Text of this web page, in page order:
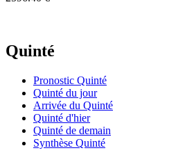
Quinté
Pronostic Quinté
Quinté du jour
Arrivée du Quinté
Quinté d'hier
Quinté de demain
Synthèse Quinté